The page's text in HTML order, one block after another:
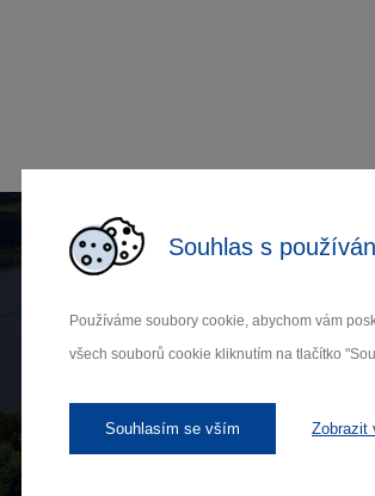
Souhlas s
Používáme soubory cookie, abychom vám
všech souborů cookie kliknutím na tlačítko
Souhlasím se vším Zobrazit